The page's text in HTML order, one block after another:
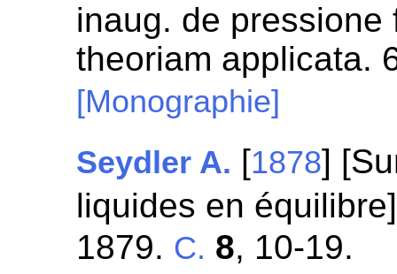
inaug. de
theoriam applicata.
[Monographie]
Seydler A. [1878]
liquides en
1879. C. 8, 10-19.